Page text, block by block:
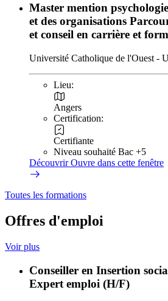
Master mention
et des organisations
et conseil en carrière et
Université Catholique de l'Ouest -
Lieu:
Angers
Certification:
Certifiante
Niveau souhaité Bac +5
DécouvrirOuvre dans cette fenêtre
Toutes les formations
Offres d'emploi
Voir plus
Conseiller en Insertion
Expert emploi (H/F)